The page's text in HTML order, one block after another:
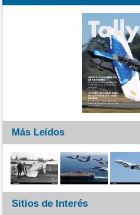
Más Leídos
Sitios de Interés